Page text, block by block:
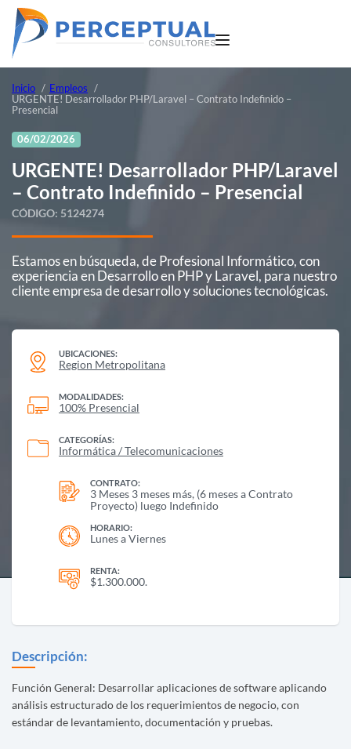
Inicio
Empleos
URGENTE! Desarrollador PHP/Laravel – Contrato Indefinido –
Presencial
06/02/2026
URGENTE! Desarrollador PHP/Laravel
– Contrato Indefinido – Presencial
CÓDIGO: 5124274
Estamos en búsqueda, de Profesional Informático, con
experiencia en Desarrollo en PHP y Laravel, para nuestro
cliente empresa de desarrollo y soluciones tecnológicas.
UBICACIONES:
Region Metropolitana
MODALIDADES:
100% Presencial
CATEGORÍAS:
Informática / Telecomunicaciones
CONTRATO:
3 Meses 3 meses más, (6 meses a Contrato
Proyecto) luego Indefinido
HORARIO:
Lunes a Viernes
RENTA:
$1.300.000.
Descripción:
Función General: Desarrollar aplicaciones de software aplicando
análisis estructurado de los requerimientos de negocio, con
estándar de levantamiento, documentación y pruebas.